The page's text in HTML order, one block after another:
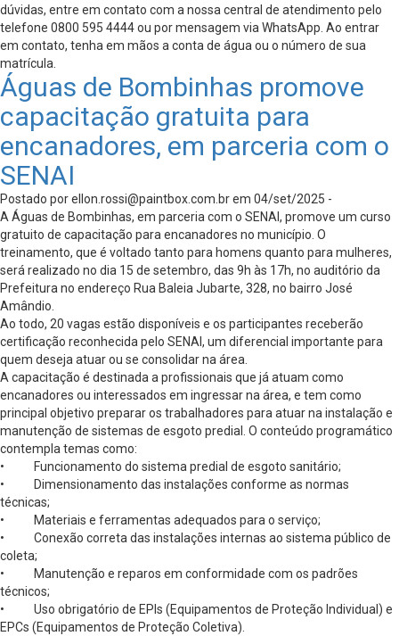
dúvidas, entre em contato com a nossa central de atendimento pelo
telefone 0800 595 4444 ou por mensagem via WhatsApp. Ao entrar
em contato, tenha em mãos a conta de água ou o número de sua
matrícula.
Águas de Bombinhas promove
capacitação gratuita para
encanadores, em parceria com o
SENAI
Postado porellon.rossi@paintbox.com.brem 04/set/2025 -
A Águas de Bombinhas, em parceria com o SENAI, promove um curso
gratuito de capacitação para encanadores no município. O
treinamento, que é voltado tanto para homens quanto para mulheres,
será realizado no dia 15 de setembro, das 9h às 17h, no auditório da
Prefeitura no endereço Rua Baleia Jubarte, 328, no bairro José
Amândio.
Ao todo, 20 vagas estão disponíveis e os participantes receberão
certificação reconhecida pelo SENAI, um diferencial importante para
quem deseja atuar ou se consolidar na área.
A capacitação é destinada a profissionais que já atuam como
encanadores ou interessados em ingressar na área, e tem como
principal objetivo preparar os trabalhadores para atuar na instalação e
manutenção de sistemas de esgoto predial. O conteúdo programático
contempla temas como:
• Funcionamento do sistema predial de esgoto sanitário;
• Dimensionamento das instalações conforme as normas
técnicas;
• Materiais e ferramentas adequados para o serviço;
• Conexão correta das instalações internas ao sistema público de
coleta;
• Manutenção e reparos em conformidade com os padrões
técnicos;
• Uso obrigatório de EPIs (Equipamentos de Proteção Individual) e
EPCs (Equipamentos de Proteção Coletiva).